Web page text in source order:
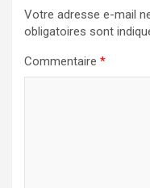
Votre adresse e-mail
obligatoires sont
Commentaire *